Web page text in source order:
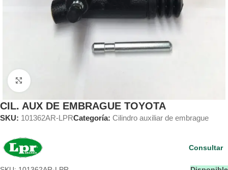
CIL. AUX DE EMBRAGUE TOYOTA
SKU: 101362AR-LPRCategoría: Cilindro auxiliar de embrague
Consultar